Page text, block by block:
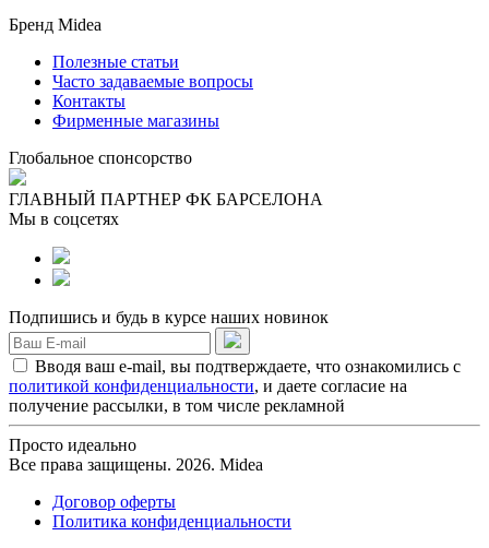
Бренд Midea
Полезные статьи
Часто задаваемые вопросы
Контакты
Фирменные магазины
Глобальное спонсорство
ГЛАВНЫЙ ПАРТНЕР ФК БАРСЕЛОНА
Мы в соцсетях
Подпишись и будь в курсе наших новинок
Вводя ваш e-mail, вы подтверждаете, что ознакомились с
политикой конфиденциальности, и даете согласие на
получение рассылки, в том числе рекламной
Просто идеально
Все права защищены. 2026. Midea
Договор оферты
Политика конфиденциальности